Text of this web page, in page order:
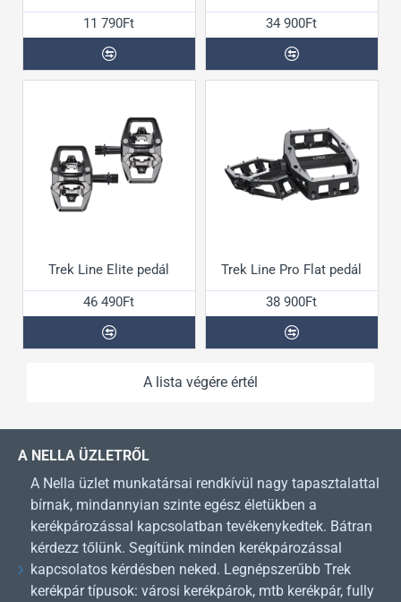
11 790Ft
34 900Ft
Trek Line Elite pedál
46 490Ft
Trek Line Pro Flat pedál
38 900Ft
A lista végére értél
A NELLA ÜZLETRŐL
A Nella üzlet munkatársai rendkívül nagy tapasztalattal
bírnak, mindannyian szinte egész életükben a
kerékpározással kapcsolatban tevékenykedtek. Bátran
kérdezz tőlünk. Segítünk minden kerékpározással
kapcsolatos kérdésben neked. Legnépszerűbb Trek
kerékpár típusok: városi kerékpárok, mtb kerékpár, fully